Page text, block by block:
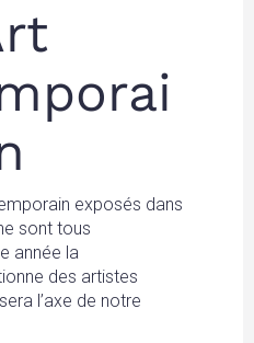
exposés dans
sont tous
année la
des artistes
l’axe de notre